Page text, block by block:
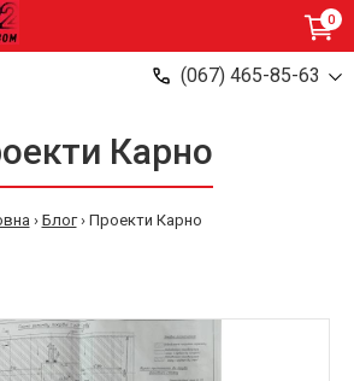
(067) 465-85-63
0
Карно
› Блог› Проекти Карно